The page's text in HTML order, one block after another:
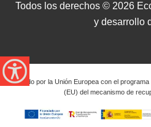
Todos los derechos © 2026
y desarrollo
Financiado por la Unión Europea con el
(EU) del mecanismo de